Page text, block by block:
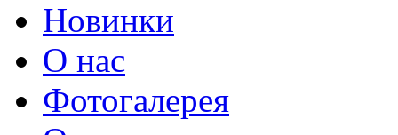
Новинки
О нас
Фотогалерея